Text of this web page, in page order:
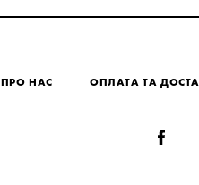
ПРО НАС ОПЛАТА ТА